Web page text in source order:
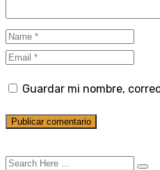
Guardar mi nombre,